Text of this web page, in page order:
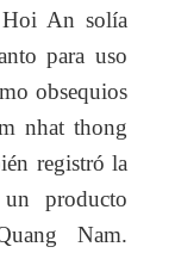
An solía
para uso
obsequios
nhat thong
registró la
producto
Nam.